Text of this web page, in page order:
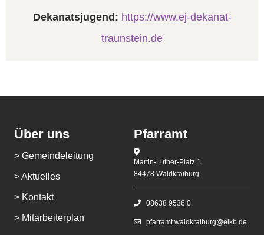
Dekanatsjugend: https://www.ej-dekanat-
traunstein.de
Über uns
> Gemeindeleitung
> Aktuelles
> Kontakt
> Mitarbeiterplan
Pfarramt
Martin-Luther-Platz 1
84478 Waldkraiburg
08638 9536 0
pfarramt.waldkraiburg@elkb.de